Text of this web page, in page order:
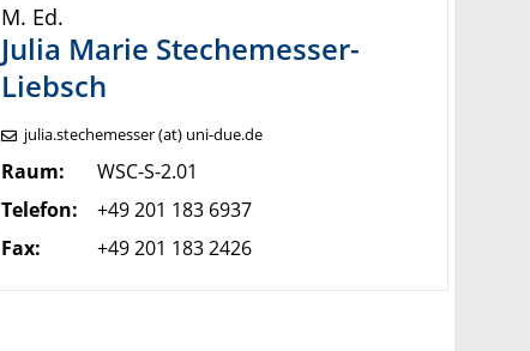
M. Ed.
Julia Marie Stechemesser-
Liebsch
julia.stechemesser (at) uni-due.de
Raum:
WSC-S-2.01
Telefon:
+49 201 183 6937
Fax:
+49 201 183 2426